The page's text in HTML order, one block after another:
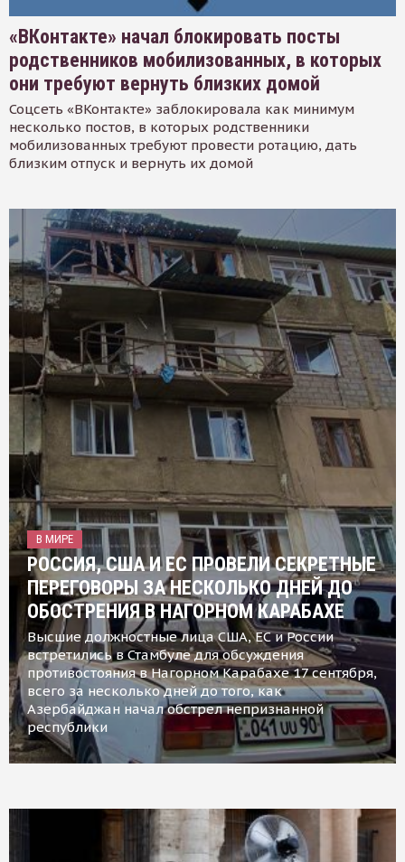
«ВКонтакте» начал блокировать посты
родственников мобилизованных, в которых
они требуют вернуть близких домой
Соцсеть «ВКонтакте» заблокировала как минимум
несколько постов, в которых родственники
мобилизованных требуют провести ротацию, дать
близким отпуск и вернуть их домой
В МИРЕ
РОССИЯ, США И ЕС ПРОВЕЛИ СЕКРЕТНЫЕ
ПЕРЕГОВОРЫ ЗА НЕСКОЛЬКО ДНЕЙ ДО
ОБОСТРЕНИЯ В НАГОРНОМ КАРАБАХЕ
Высшие должностные лица США, ЕС и России
встретились в Стамбуле для обсуждения
противостояния в Нагорном Карабахе 17 сентября,
всего за несколько дней до того, как
Азербайджан начал обстрел непризнанной
республики